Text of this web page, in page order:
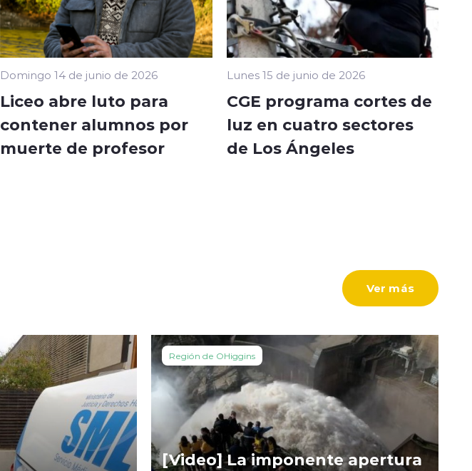
Domingo 14 de junio de 2026
Liceo abre luto para
contener alumnos por
muerte de profesor
Lunes 15 de junio de 2026
CGE programa cortes de
luz en cuatro sectores
de Los Ángeles
Ver más
Región de OHiggins
[Video] La imponente apertura